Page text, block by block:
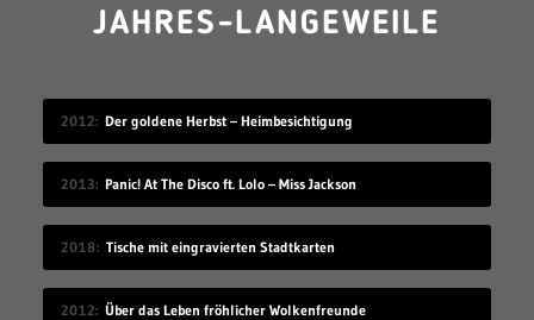
JAHRES-LANGEWEILE
2012 Der goldene Herbst – Heimbesichtigung
2013 Panic! At The Disco ft. Lolo – Miss Jackson
2018 Tische mit eingravierten Stadtkarten
2012 Über das Leben fröhlicher Wolkenfreunde